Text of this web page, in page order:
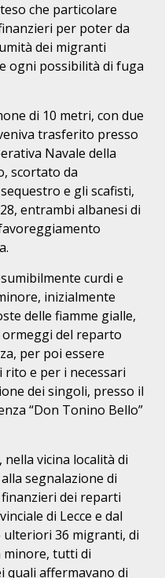
che particolare
per poter da
dei migranti
ogni possibilità di fuga
di 10 metri, con due
trasferito presso
Navale della
scortato da
e gli scafisti,
entrambi albanesi di
curdi e
inizialmente
delle fiamme gialle,
del reparto
per poi essere
e per i necessari
dei singoli, presso il
“Don Tonino Bello”
nella vicina località di
segnalazione di
dei reparti
di Lecce e dal
ulteriori 36 migranti, di
minore, tutti di
quali affermavano di